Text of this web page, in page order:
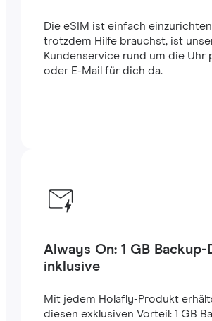
Die eSIM ist einfach
trotzdem Hilfe brauchst, ist
Kundenservice rund um die Uhr
oder E-Mail für dich da.
Always On: 1 GB Backup-
inklusive
Mit jedem Holafly-Produkt
diesen exklusiven Vorteil: 1 GB